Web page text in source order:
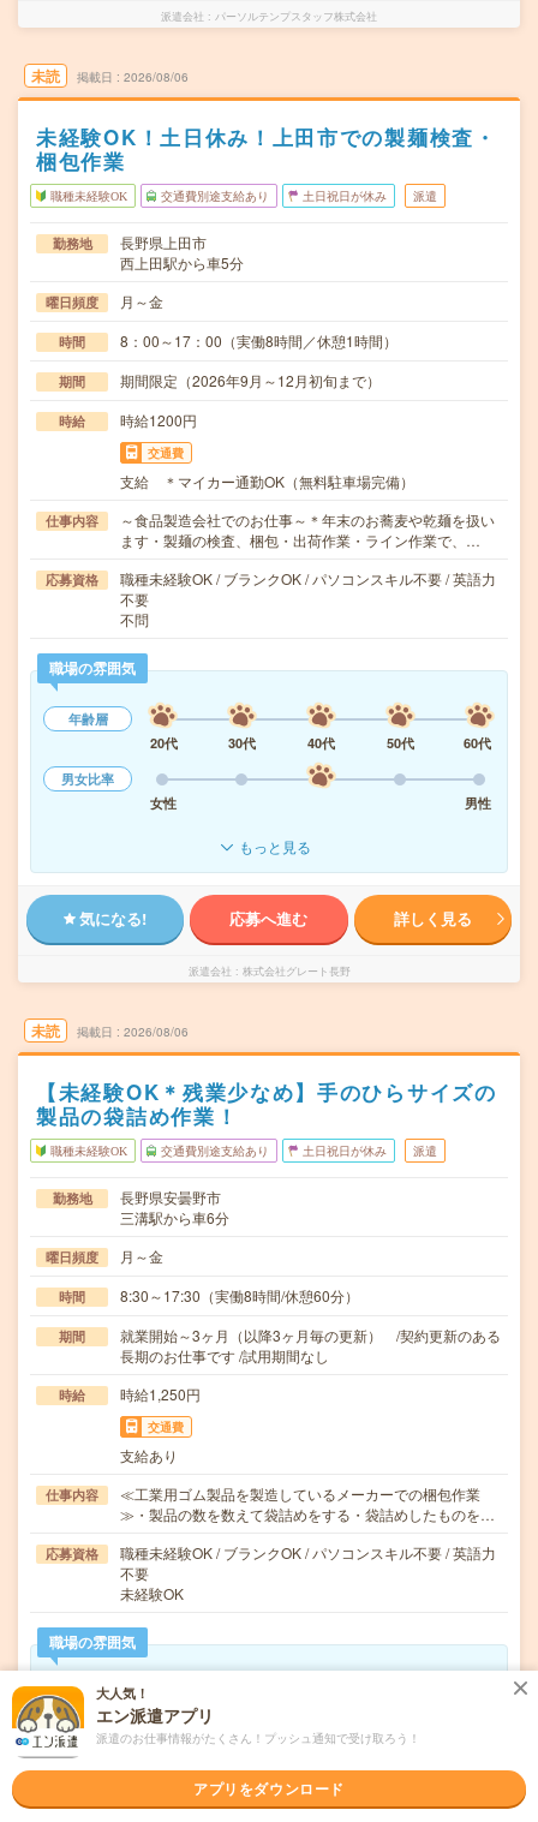
派遣会社 パーソルテンプスタッフ株式会社
未読 掲載日 2026/08/06
未経験OK！土日休み！上田市での製麺検査・
梱包作業
職種未経験OK 交通費別途支給あり 土日祝日が休み 派遣
勤務地
長野県上田市
西上田駅から車5分
曜日頻度 月～金
時間 8：00～17：00（実働8時間／休憩1時間）
期間 期間限定（2026年9月～12月初旬まで）
時給 時給1200円
交通費
支給 ＊マイカー通勤OK（無料駐車場完備）
仕事内容
～食品製造会社でのお仕事～＊年末のお蕎麦や乾麺を扱い
ます・製麺の検査、梱包・出荷作業・ライン作業で、…
応募資格
職種未経験OK / ブランクOK / パソコンスキル不要 / 英語力
不要
不問
職場の雰囲気
年齢層
20代
30代 40代 50代
60代
男女比率
女性
男性
もっと見る
気になる! 応募へ進む 詳しく見る
派遣会社 株式会社グレート長野
未読 掲載日 2026/08/06
【未経験OK＊残業少なめ】手のひらサイズの
製品の袋詰め作業！
職種未経験OK 交通費別途支給あり 土日祝日が休み 派遣
勤務地
長野県安曇野市
三溝駅から車6分
曜日頻度 月～金
時間 8:30～17:30（実働8時間/休憩60分）
期間
就業開始～3ヶ月（以降3ヶ月毎の更新） /契約更新のある
長期のお仕事です /試用期間なし
時給 時給1,250円
交通費
支給あり
仕事内容
≪工業用ゴム製品を製造しているメーカーでの梱包作業
≫・製品の数を数えて袋詰めをする・袋詰めしたものを…
応募資格
職種未経験OK / ブランクOK / パソコンスキル不要 / 英語力
不要
未経験OK
職場の雰囲気
年齢層
20代
男女比率
大人気！
エン派遣アプリ
派遣のお仕事情報がたくさん！プッシュ通知で受け取ろう！
アプリをダウンロード